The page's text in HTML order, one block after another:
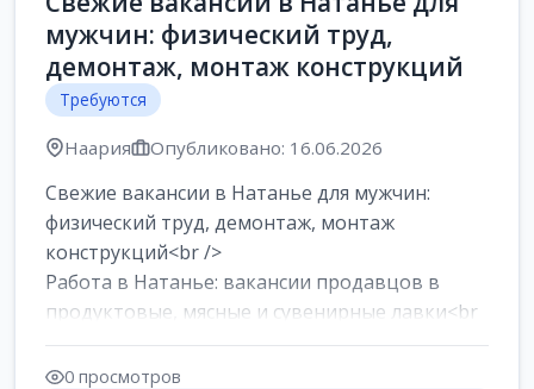
мужчин: физический труд,
демонтаж, монтаж конструкций
Требуются
Наария Опубликовано: 16.06.2026
Свежие вакансии в Натанье для мужчин:
физический труд, демонтаж, монтаж
конструкций<br />
Работа в Натанье: вакансии продавцов в
продуктовые, мясные и сувенирные лавки<br
/>
Разнорабочий на сборку м...
0 просмотров